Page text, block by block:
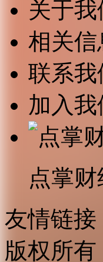
关于我
相关信
联系我
加入我
点掌
友情链接
版权所有